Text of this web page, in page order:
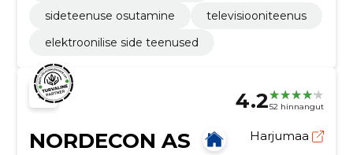
sideteenuse osutamine
televisiooniteenus
elektroonilise side teenused
4.252 hinnangut
NORDECON AS Harjumaa